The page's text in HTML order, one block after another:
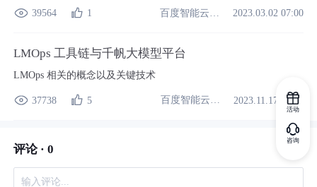
39564 1 2023.03.02 07:00
LMOps 工具链与千帆大模型平台
LMOps 相关的概念以及关键技术
37738 5 百度智能云开发者中心 2023.11.17 07:49
评论 ·0
输入评论...
活动
咨询